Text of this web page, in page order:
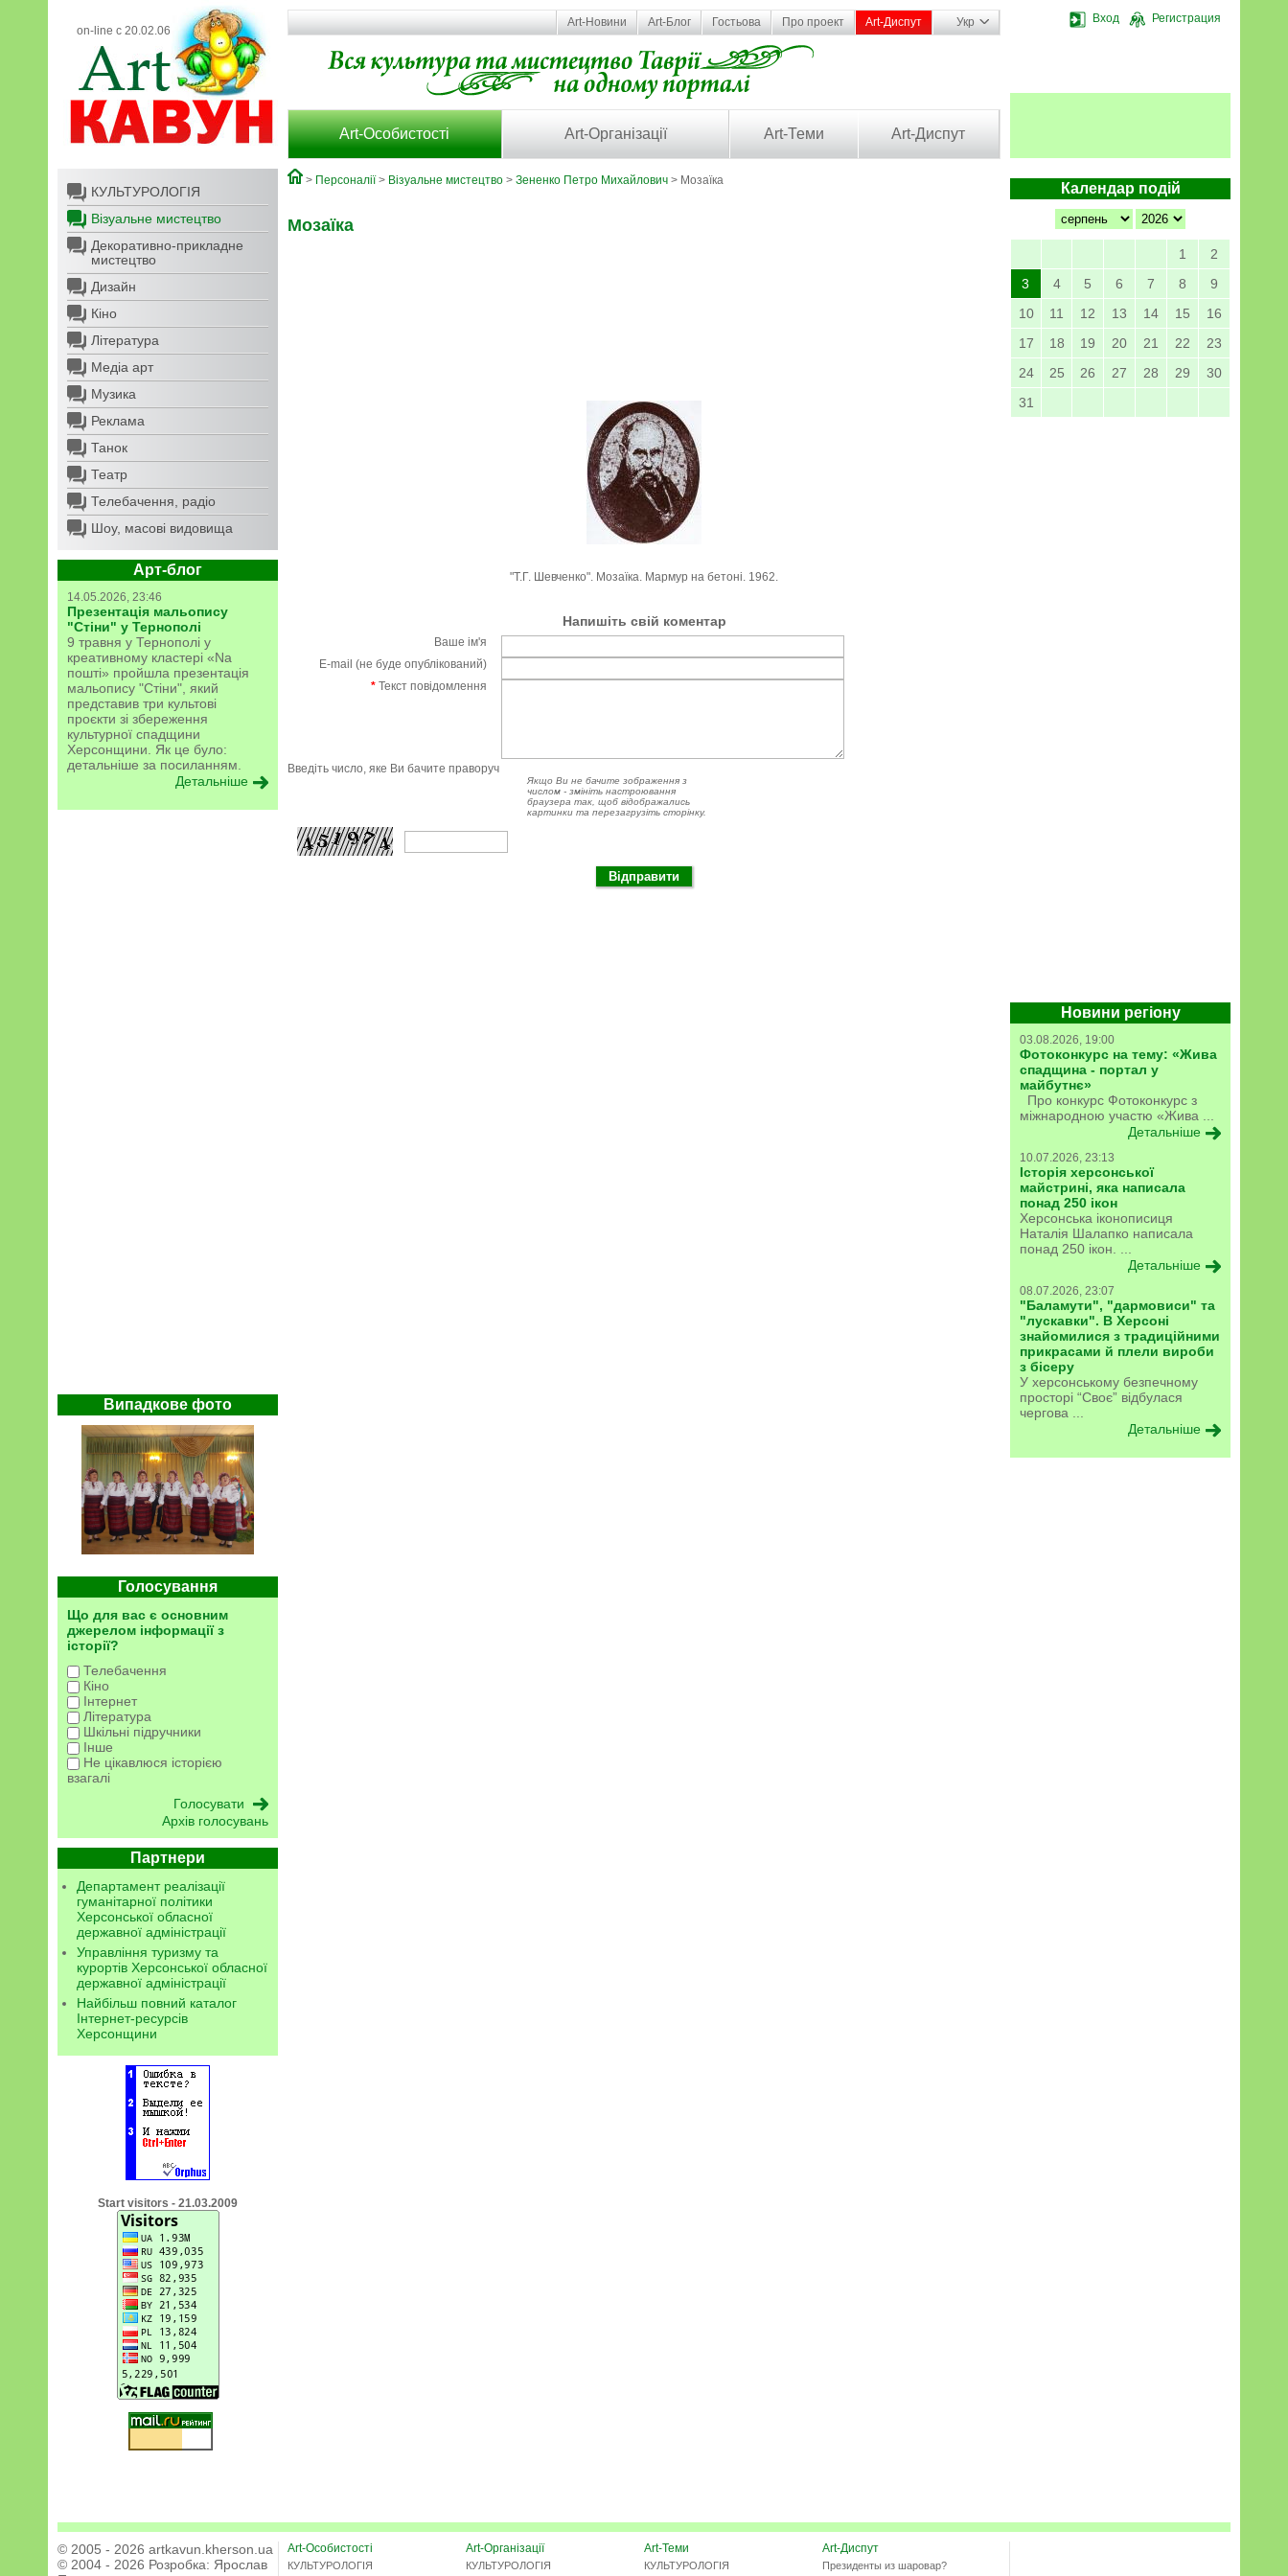
on-line с 20.02.06
Вход Регистрация
Art-Новини Art-Блог Гостьова Про проект Art-Диспут Укр
Art-Особистості Art-Організації Art-Теми Art-Диспут
КУЛЬТУРОЛОГІЯ
Візуальне мистецтво
Декоративно-прикладне
мистецтво
Дизайн
Кіно
Література
Медіа арт
Музика
Реклама
Танок
Театр
Телебачення, радіо
Шоу, масові видовища
Арт-блог
14.05.2026, 23:46
Презентація мальопису
"Стіни" у Тернополі
9 травня у Тернополі у
креативному кластері «Na
пошті» пройшла презентація
мальопису "Стіни", який
представив три культові
проєкти зі збереження
культурної спадщини
Херсонщини. Як це було:
детальніше за посиланням.
Детальніше
Випадкове фото
Голосування
Що для вас є основним
джерелом інформації з
історії?
Телебачення
Кіно
Інтернет
Література
Шкільні підручники
Інше
Не цікавлюся історією
взагалі
Архів голосувань
Партнери
Департамент реалізації
гуманітарної політики
Херсонської обласної
державної адміністрації
Управління туризму та
курортів Херсонської обласної
державної адміністрації
Найбільш повний каталог
Інтернет-ресурсів
Херсонщини
Start visitors - 21.03.2009
Календар подій
1
2
3
4 5 6 7 8
9
10
11 12 13 14 15
16
17
18 19 20 21 22
23
24
25 26 27 28 29
30
31
Новини регіону
03.08.2026, 19:00
Фотоконкурс на тему: «Жива
спадщина - портал у
майбутнє»
Про конкурс Фотоконкурс з
міжнародною участю «Жива ...
Детальніше
10.07.2026, 23:13
Історія херсонської
майстрині, яка написала
понад 250 ікон
Херсонська іконописиця
Наталія Шалапко написала
понад 250 ікон. ...
Детальніше
08.07.2026, 23:07
"Баламути", "дармовиси" та
"лускавки". В Херсоні
знайомилися з традиційними
прикрасами й плели вироби
з бісеру
У херсонському безпечному
просторі “Своє” відбулася
чергова ...
Детальніше
> Персоналії> Візуальне мистецтво > Зененко Петро Михайлович > Мозаїка
Мозаїка
"Т.Г. Шевченко". Мозаїка. Мармур на бетоні. 1962.
Напишіть свій коментар
Ваше ім'я
E-mail (не буде опублікований)
* Текст повідомлення
Введіть число, яке Ви бачите праворуч
Якщо Ви не бачите зображення з
числом - змініть настроювання
браузера так, щоб відображались
картинки та перезагрузіть сторінку.
© 2005 - 2026 artkavun.kherson.ua
© 2004 - 2026 Розробка: Ярослав
Art-Особистості
КУЛЬТУРОЛОГІЯ
Art-Організації
КУЛЬТУРОЛОГІЯ
Art-Теми
КУЛЬТУРОЛОГІЯ
Art-Диспут
Президенты из шаровар?